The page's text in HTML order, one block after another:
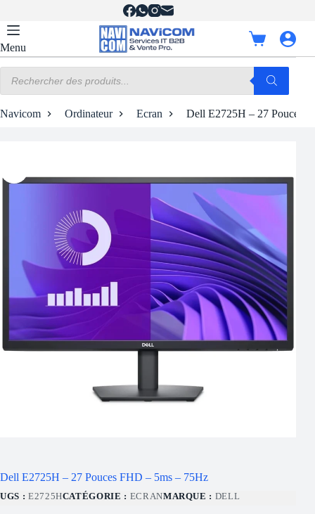
contenu
Menu
Panier
d’achat
produits
Navicom Ordinateur Ecran Dell E2725H – 27 Pouces
Dell E2725H – 27 Pouces FHD – 5ms – 75Hz
UGS : E2725HCATÉGORIE : ECRANMARQUE : DELL